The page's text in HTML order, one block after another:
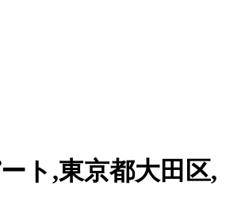
ト,東京都大田区,